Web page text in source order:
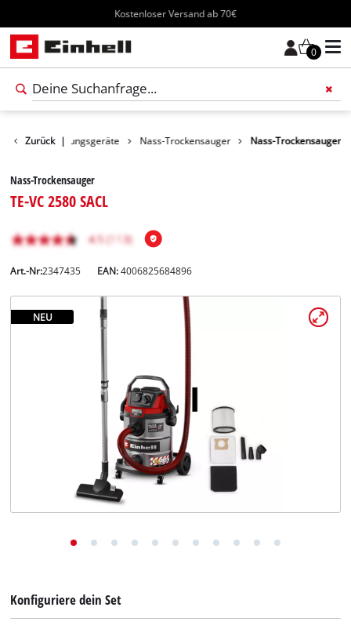
Kostenloser Versand ab 70€
0
Zurück |
Reinigungsgeräte Nass-Trockensauger Nass-Trockensauger
Nass-Trockensauger
TE-VC 2580 SACL
Art.-Nr:2347435 EAN:4006825684896
NEU
Konfiguriere dein Set